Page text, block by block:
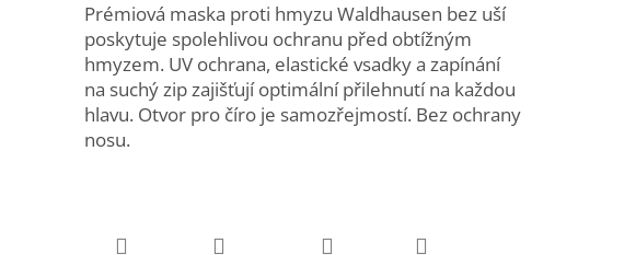
Prémiová maska proti hmyzu Waldhausen bez uší
poskytuje spolehlivou ochranu před obtížným
hmyzem. UV ochrana, elastické vsadky a zapínání
na suchý zip zajišťují optimální přilehnutí na každou
hlavu. Otvor pro číro je samozřejmostí. Bez ochrany
nosu.